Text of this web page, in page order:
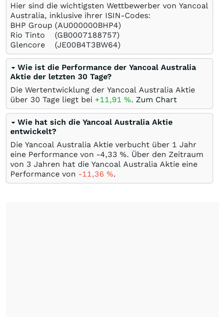
Hier sind die wichtigsten Wettbewerber von Yancoal
Australia, inklusive ihrer ISIN-Codes:
BHP Group (AU000000BHP4)
Rio Tinto
(GB0007188757)
Glencore
(JE00B4T3BW64)
Wie ist die Performance der Yancoal Australia
Aktie der letzten 30 Tage?
Die Wertentwicklung der Yancoal Australia Aktie
über 30 Tage liegt bei +11,91 %. Zum Chart
Wie hat sich die Yancoal Australia Aktie
entwickelt?
Die Yancoal Australia Aktie verbucht über 1 Jahr
eine Performance von -4,33 %. Über den Zeitraum
von 3 Jahren hat die Yancoal Australia Aktie eine
Performance von -11,36 %.